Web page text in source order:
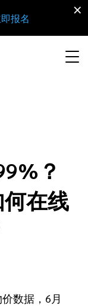
参与
优化
报名
×
？
在线
数据，6月